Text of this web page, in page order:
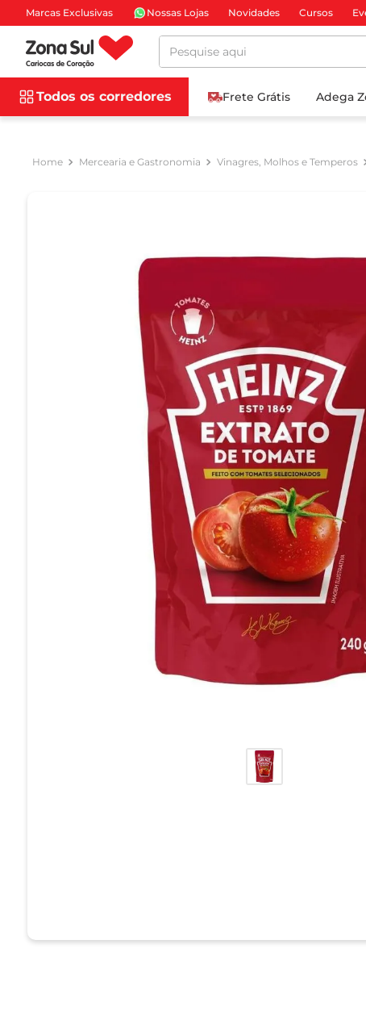
Marcas Exclusivas Nossas Lojas Novidades Cursos
Pesquise aqui
Todos os corredores Frete Grátis Adega
Mercearia e Gastronomia Vinagres, Molhos e Temperos